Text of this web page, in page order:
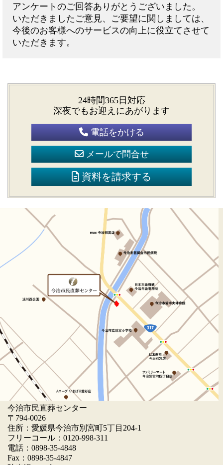
アンケートのご回答ありがとうございました。
いただきましたご意見、ご要望に関しましては、
今後のお客様へのサービスの向上に役立てさせて
いただきます。
24時間365日対応
深夜でもお迎えにあがります
電話をかける
メールで問合せ
資料を請求する
今治市民直葬センター
〒794-0026
住所：愛媛県今治市別宮町5丁目204-1
フリーコール：0120-998-311
電話：0898-35-4848
Fax：0898-35-4847